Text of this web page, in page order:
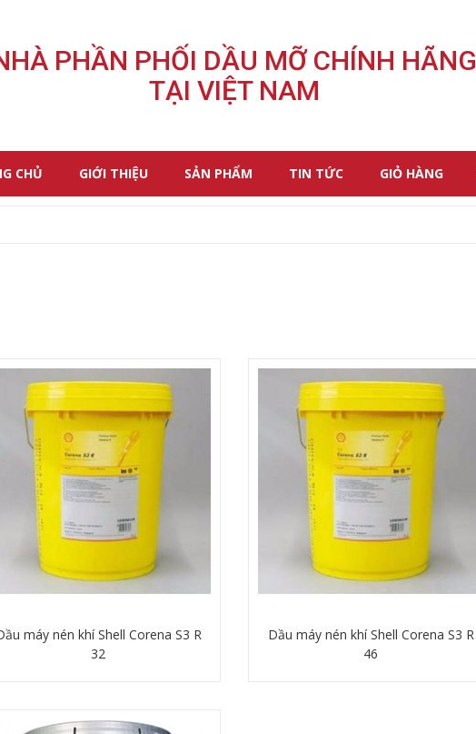
PHẦN PHỐI DẦU MỠ CHÍNH HÃNG
TẠI VIỆT NAM
CHỦ GIỚI THIỆU SẢN PHẨM TIN TỨC GIỎ HÀNG
máy nén khí Shell Corena S3 R
32
Dầu máy nén khí Shell Corena S3 R
46